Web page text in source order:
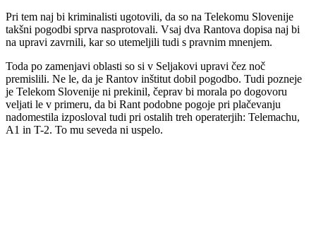
Pri tem naj bi kriminalisti ugotovili, da so na Telekomu Slovenije
takšni pogodbi sprva nasprotovali. Vsaj dva Rantova dopisa naj bi
na upravi zavrnili, kar so utemeljili tudi s pravnim mnenjem.
Toda po zamenjavi oblasti so si v Seljakovi upravi čez noč
premislili. Ne le, da je Rantov inštitut dobil pogodbo. Tudi pozneje
je Telekom Slovenije ni prekinil, čeprav bi morala po dogovoru
veljati le v primeru, da bi Rant podobne pogoje pri plačevanju
nadomestila izposloval tudi pri ostalih treh operaterjih: Telemachu,
A1 in T-2. To mu seveda ni uspelo.